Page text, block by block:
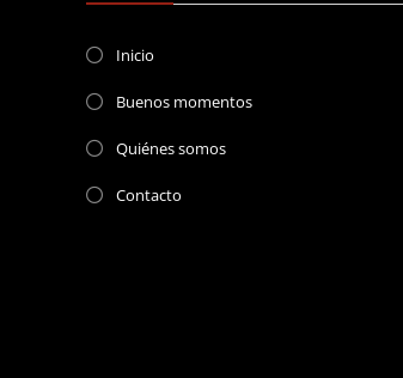
Inicio
Buenos momentos
Quiénes somos
Contacto